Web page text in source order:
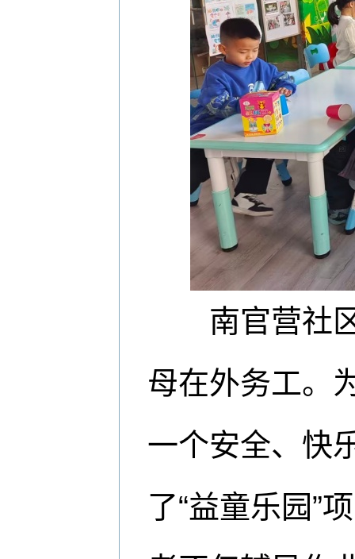
南官营社区
母在外务工。
一个安全、快
了“益童乐园”